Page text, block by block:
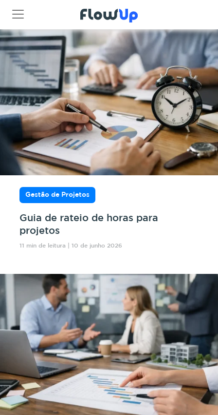
Gestão de Projetos
Guia de rateio de horas para
projetos
11 min de leitura | 10 de junho 2026